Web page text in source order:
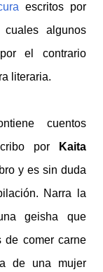
escritos por
algunos
el contrario
literaria.
cuentos
por
Kaita
y es sin duda
. Narra la
geisha que
de comer carne
de una mujer